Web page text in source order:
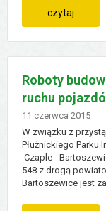
czytaj
kolonie
w
Roboty
ruchu
Dodano
11 czerwca 2015
W związku z
Płużnickiego Parku
Czaple -
548 z drogą
Bartoszewice jest